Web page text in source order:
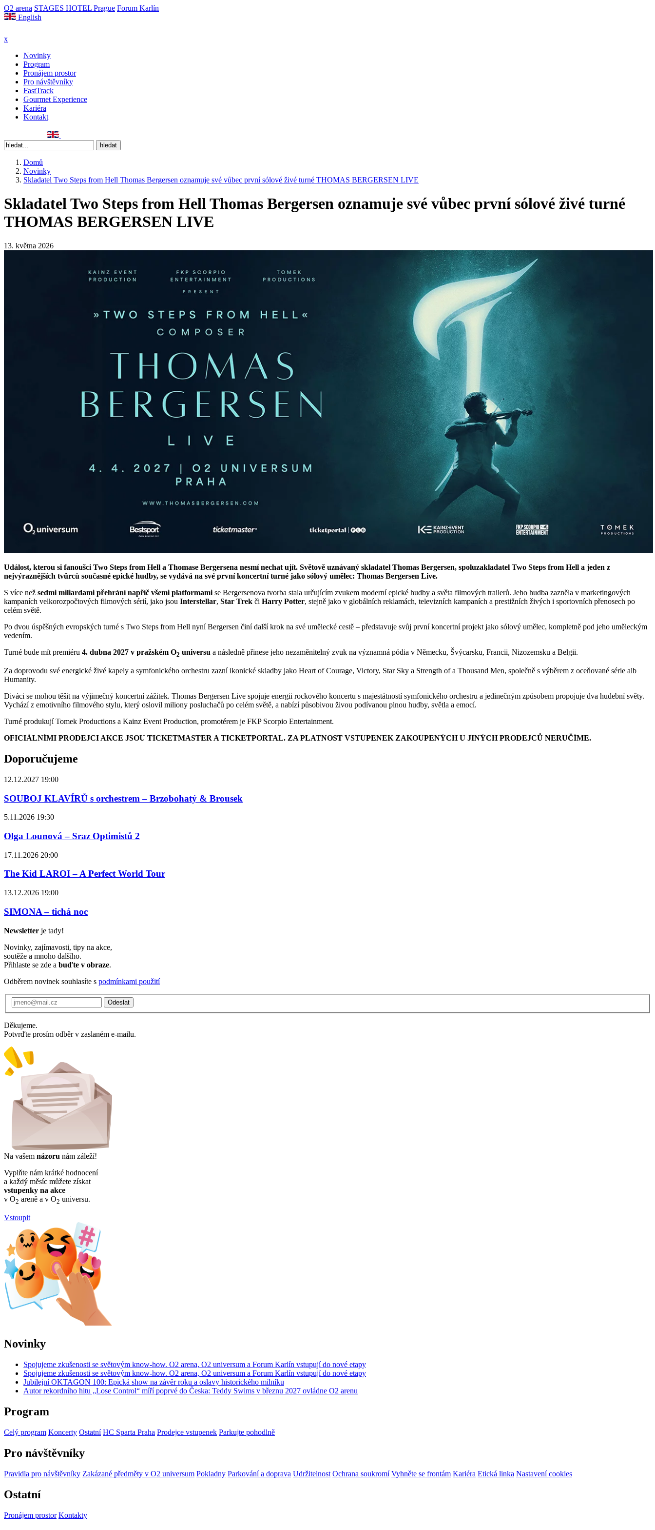
O2 arena STAGES HOTEL Prague Forum Karlín
English
x
Novinky
Program
Pronájem prostor
Pro návštěvníky
FastTrack
Gourmet Experience
Kariéra
Kontakt
Domů
Novinky
Skladatel Two Steps from Hell Thomas Bergersen oznamuje své vůbec první sólové živé turné THOMAS BERGERSEN LIVE
Skladatel Two Steps from Hell Thomas Bergersen oznamuje své vůbec první sólové živé turné
THOMAS BERGERSEN LIVE
13. května 2026
Událost, kterou si fanoušci Two Steps from Hell a Thomase Bergersena nesmí nechat ujít. Světově uznávaný skladatel Thomas Bergersen, spoluzakladatel Two Steps from Hell a jeden z
nejvýraznějších tvůrců současné epické hudby, se vydává na své první koncertní turné jako sólový umělec: Thomas Bergersen Live.
S více než sedmi miliardami přehrání napříč všemi platformami se Bergersenova tvorba stala určujícím zvukem moderní epické hudby a světa filmových trailerů. Jeho hudba zazněla v marketingových
kampaních velkorozpočtových filmových sérií, jako jsou Interstellar, Star Trek či Harry Potter, stejně jako v globálních reklamách, televizních kampaních a prestižních živých i sportovních přenosech po
celém světě.
Po dvou úspěšných evropských turné s Two Steps from Hell nyní Bergersen činí další krok na své umělecké cestě – představuje svůj první koncertní projekt jako sólový umělec, kompletně pod jeho uměleckým
vedením.
Turné bude mít premiéru 4. dubna 2027 v pražském O2 universu a následně přinese jeho nezaměnitelný zvuk na významná pódia v Německu, Švýcarsku, Francii, Nizozemsku a Belgii.
Za doprovodu své energické živé kapely a symfonického orchestru zazní ikonické skladby jako Heart of Courage, Victory, Star Sky a Strength of a Thousand Men, společně s výběrem z oceňované série alb
Humanity.
Diváci se mohou těšit na výjimečný koncertní zážitek. Thomas Bergersen Live spojuje energii rockového koncertu s majestátností symfonického orchestru a jedinečným způsobem propojuje dva hudební světy.
Vychází z emotivního filmového stylu, který oslovil miliony posluchačů po celém světě, a nabízí působivou živou podívanou plnou hudby, světla a emocí.
Turné produkují Tomek Productions a Kainz Event Production, promotérem je FKP Scorpio Entertainment.
OFICIÁLNÍMI PRODEJCI AKCE JSOU TICKETMASTER A TICKETPORTAL. ZA PLATNOST VSTUPENEK ZAKOUPENÝCH U JINÝCH PRODEJCŮ NERUČÍME.
Doporučujeme
12.12.2027 19:00
SOUBOJ KLAVÍRŮ s orchestrem – Brzobohatý & Brousek
5.11.2026 19:30
Olga Lounová – Sraz Optimistů 2
17.11.2026 20:00
The Kid LAROI – A Perfect World Tour
13.12.2026 19:00
SIMONA – tichá noc
Newsletter je tady!
Novinky, zajímavosti, tipy na akce,
soutěže a mnoho dalšího.
Přihlaste se zde a buďte v obraze.
Odběrem novinek souhlasíte s podmínkami použití
Odeslat
Děkujeme.
Potvrďte prosím odběr v zaslaném e-mailu.
Na vašem názoru nám záleží!
Vyplňte nám krátké hodnocení
a každý měsíc můžete získat
vstupenky na akce
v O2 areně a v O2 universu.
Vstoupit
Novinky
Spojujeme zkušenosti se světovým know-how. O2 arena, O2 universum a Forum Karlín vstupují do nové etapy
Spojujeme zkušenosti se světovým know-how. O2 arena, O2 universum a Forum Karlín vstupují do nové etapy
Jubilejní OKTAGON 100: Epická show na závěr roku a oslavy historického milníku
Autor rekordního hitu „Lose Control“ míří poprvé do Česka: Teddy Swims v březnu 2027 ovládne O2 arenu
Program
Celý program Koncerty Ostatní HC Sparta Praha Prodejce vstupenek Parkujte pohodlně
Pro návštěvníky
Pravidla pro návštěvníky Zakázané předměty v O2 universum Pokladny Parkování a doprava Udržitelnost Ochrana soukromí Vyhněte se frontám Kariéra Etická linka Nastavení cookies
Ostatní
Pronájem prostor Kontakty